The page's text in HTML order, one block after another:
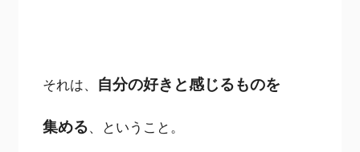
それは、 自分の好きと感じるものを
集める、ということ。